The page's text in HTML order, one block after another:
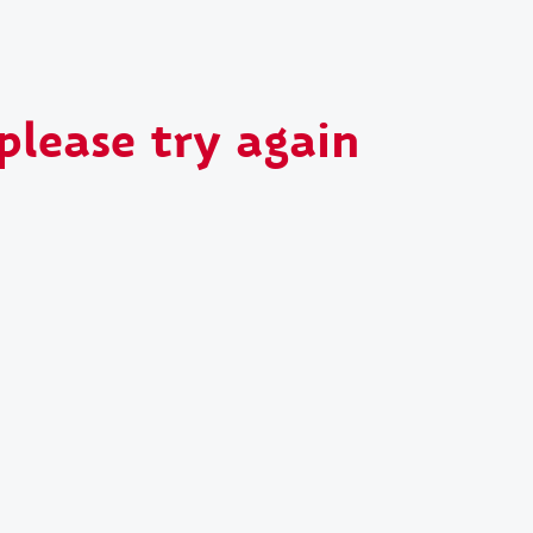
try again